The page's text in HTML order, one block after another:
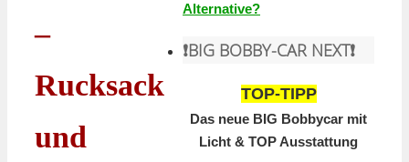
–
Rucksack
und
Alternative?
❗️BIG BOBBY-CAR NEXT❗️
TOP-TIPP
Das neue BIG Bobbycar mit
Licht & TOP Ausstattung